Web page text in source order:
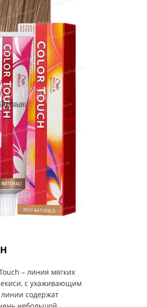
– линия мягких
с ухаживающим
содержат